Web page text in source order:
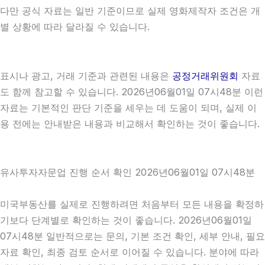
다만 공식 자료는 일반 기준이므로 실제 영화제작자 조건은 개
별 상황에 따라 달라질 수 있습니다.
표시나 광고, 거래 기준과 관련된 내용은 공정거래위원회 자료
도 함께 참고할 수 있습니다. 2026년06월01일 07시48분 이런
자료는 기본적인 판단 기준을 세우는 데 도움이 되며, 실제 이
용 전에는 안내받은 내용과 비교해서 확인하는 것이 좋습니다.
유사투자자문업 진행 순서 확인 2026년06월01일 07시48분
미국부동산를 실제로 진행하려면 처음부터 모든 내용을 확정하
기보다 단계별로 확인하는 것이 좋습니다. 2026년06월01일
07시48분 일반적으로는 문의, 기본 조건 확인, 세부 안내, 필요
자료 확인, 최종 검토 순서로 이어질 수 있습니다. 분야에 따라